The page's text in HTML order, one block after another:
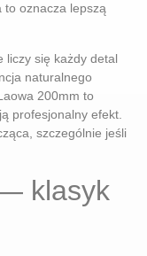
oznacza lepszą
liczy się każdy detal
naturalnego
200mm to
profesjonalny efekt.
szczególnie jeśli
klasyk